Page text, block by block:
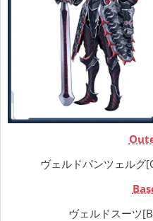
ヴェルドパンツェル
ヴェルドスーツ